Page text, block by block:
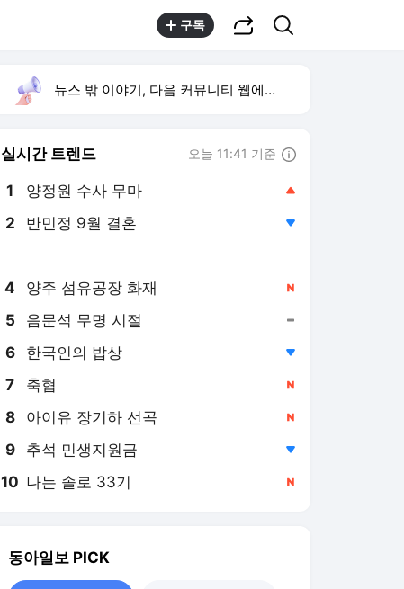
구독
뉴스 밖 이야기, 다음 커뮤니티 웹에서 보기
실시간 트렌드 오늘 11:41 기준
1 양정원 수사 무마
2 반민정 9월 결혼
4 양주 섬유공장 화재
5 음문석 무명 시절
6 한국인의 밥상
7 축협
8 아이유 장기하 선곡
9 추석 민생지원금
10 나는 솔로 33기
동아일보 PICK